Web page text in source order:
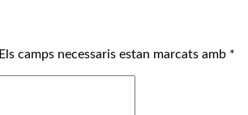
Els camps necessaris estan marcats amb *